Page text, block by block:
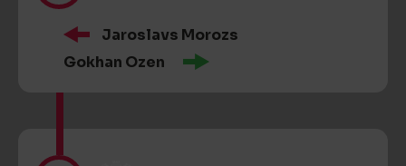
Jaroslavs Morozs
Gokhan Ozen